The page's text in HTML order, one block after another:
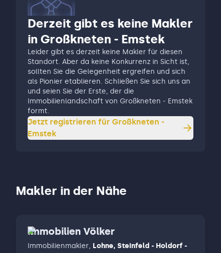
Derzeit gibt es keine Makler
in Großkneten - Emstek
Leider gibt es derzeit keine Makler für diesen
Standort. Aber da keine Konkurrenz in Sicht ist,
sollten Sie die Gelegenheit ergreifen und sich
als Pionier etablieren. Schließen Sie sich uns an
und seien Sie der Erste, der die
Immobilienlandschaft von Großkneten - Emstek
formt.
Jetzt registrieren für Großkneten -
Emstek
Makler in der Nähe
Immobilien Völker
Immobilienmakler, Lohne, Steinfeld - Holdorf -